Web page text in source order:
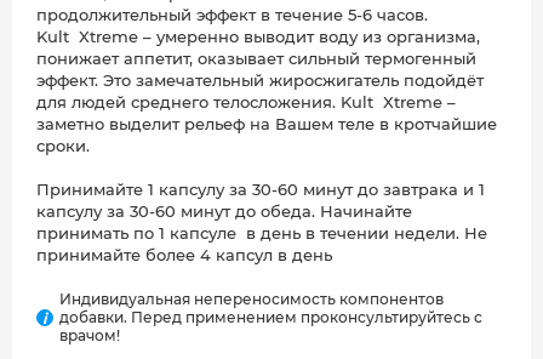
продолжительный эффект в течение 5-6 часов.
Kult Xtreme – умеренно выводит воду из организма,
понижает аппетит, оказывает сильный термогенный
эффект. Это замечательный жиросжигатель подойдёт
для людей среднего телосложения. Kult Xtreme –
заметно выделит рельеф на Вашем теле в кротчайшие
сроки.
Принимайте 1 капсулу за 30-60 минут до завтрака и 1
капсулу за 30-60 минут до обеда. Начинайте
принимать по 1 капсуле в день в течении недели. Не
принимайте более 4 капсул в день
i
Индивидуальная непереносимость компонентов
добавки. Перед применением проконсультируйтесь с
врачом!